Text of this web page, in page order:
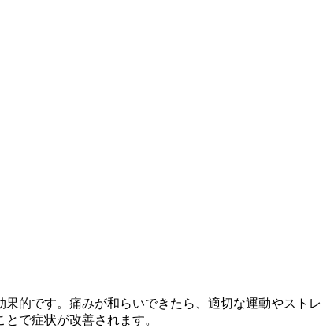
的です。痛みが和らいできたら、適切な運動やストレ
で症状が改善されます。